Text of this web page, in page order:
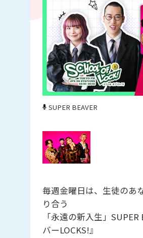
SUPER BEAVER
毎週金曜日は、生徒のあ
り合う
「永遠の新入生」SUPER
バーLOCKS!』